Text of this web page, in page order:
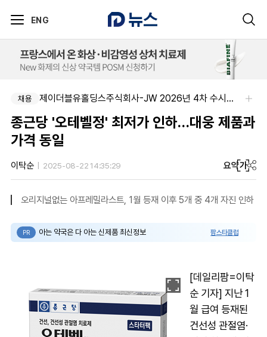
ENG
채용 제이더블유홀딩스주식회사-JW 2026년 4차 수시채용
종근당 '오테벨정' 최저가 인하…대웅 제품과
가격 동일
이탁순 2025-08-22 14:35:29 요약가
오리지널없는 아프레밀라스트, 1월 등재 이후 5개 중 4개 자진 인하
PR 아는 약국은 다 아는 신제품 최신정보 팜스타클럽
[데일리팜=이탁
순 기자] 지난 1
월 급여 등재된
건선성 관절염·